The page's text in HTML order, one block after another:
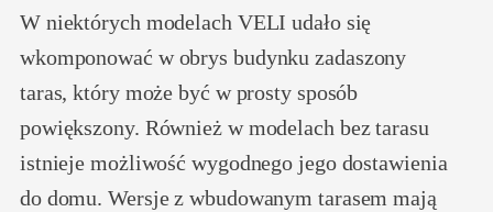
W niektórych modelach VELI udało się
wkomponować w obrys budynku zadaszony
taras, który może być w prosty sposób
powiększony. Również w modelach bez tarasu
istnieje możliwość wygodnego jego dostawienia
do domu. Wersje z wbudowanym tarasem mają